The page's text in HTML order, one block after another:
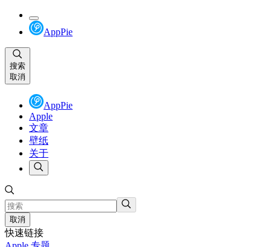
AppPie
搜索
取消
AppPie
Apple
文章
壁纸
关于
取消
快速链接